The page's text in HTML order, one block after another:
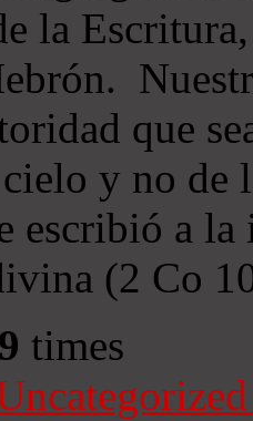
la
que
y no de
escribió a
(2 Co
times